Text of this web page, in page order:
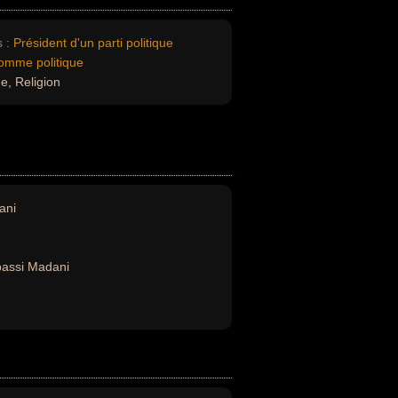
: Président d'un parti politique
politique
Religion
Madani